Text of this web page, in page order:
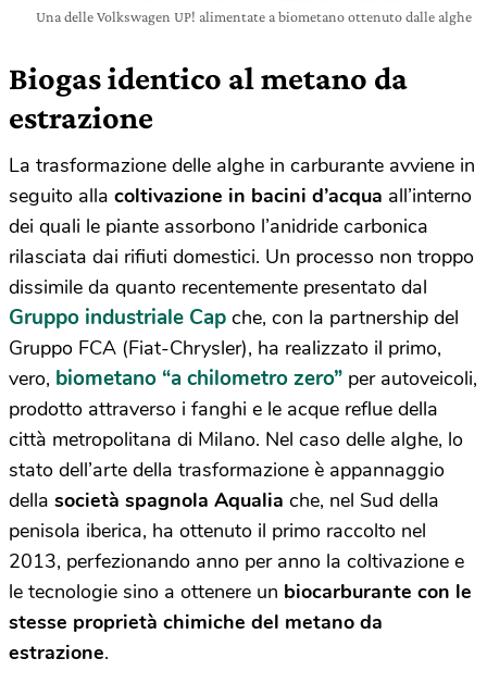
Una delle Volkswagen UP! alimentate a biometano ottenuto dalle alghe
Biogas identico al metano da
estrazione
La trasformazione delle alghe in carburante avviene in
seguito alla coltivazione in bacini d’acqua all’interno
dei quali le piante assorbono l’anidride carbonica
rilasciata dai rifiuti domestici. Un processo non troppo
dissimile da quanto recentemente presentato dal
Gruppo industriale Cap che, con la partnership del
Gruppo FCA (Fiat-Chrysler), ha realizzato il primo,
vero, biometano “a chilometro zero” per autoveicoli,
prodotto attraverso i fanghi e le acque reflue della
città metropolitana di Milano. Nel caso delle alghe, lo
stato dell’arte della trasformazione è appannaggio
della società spagnola Aqualia che, nel Sud della
penisola iberica, ha ottenuto il primo raccolto nel
2013, perfezionando anno per anno la coltivazione e
le tecnologie sino a ottenere un biocarburante con le
stesse proprietà chimiche del metano da
estrazione.